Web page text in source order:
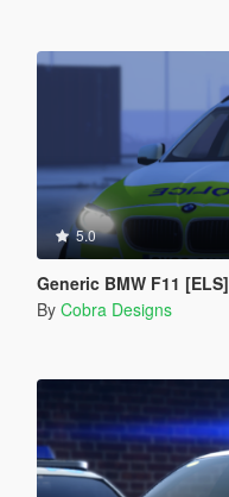
5.0
Generic BMW F11 [ELS]
By Cobra Designs